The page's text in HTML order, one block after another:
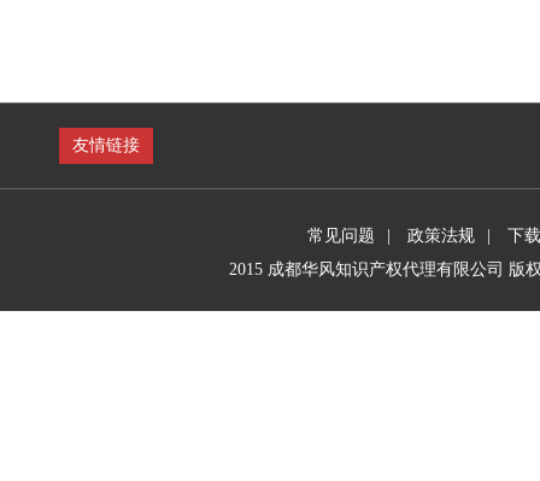
友情链接
常见问题 政策法规
下
2015 成都华风知识产权代理有限公司 版